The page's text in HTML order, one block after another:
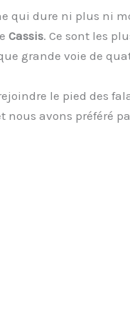
qui dure ni plus ni
Cassis. Ce sont les
grande voie de
le pied des
avons préféré